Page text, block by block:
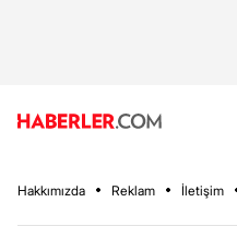
Hakkımızda Reklam İletişim